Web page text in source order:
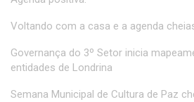
Voltando com a casa e a agenda
Governança do 3º Setor inicia
entidades de Londrina
Semana Municipal de Cultura de Paz